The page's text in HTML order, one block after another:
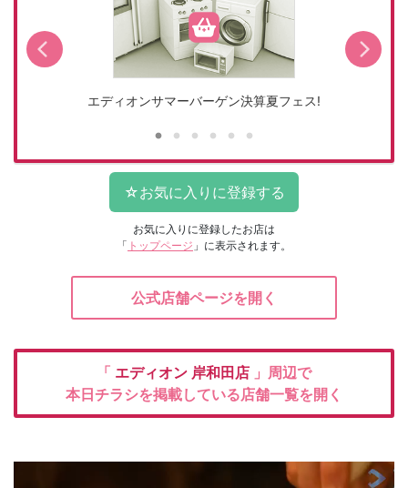
エディオンサマーバーゲン決算夏フェス!
お気に入りに登録したお店は
「 トップページ 」に表示されます。
公式店舗ページを開く
「 エディオン 岸和田店 」周辺で
本日チラシを掲載している店舗一覧を開く